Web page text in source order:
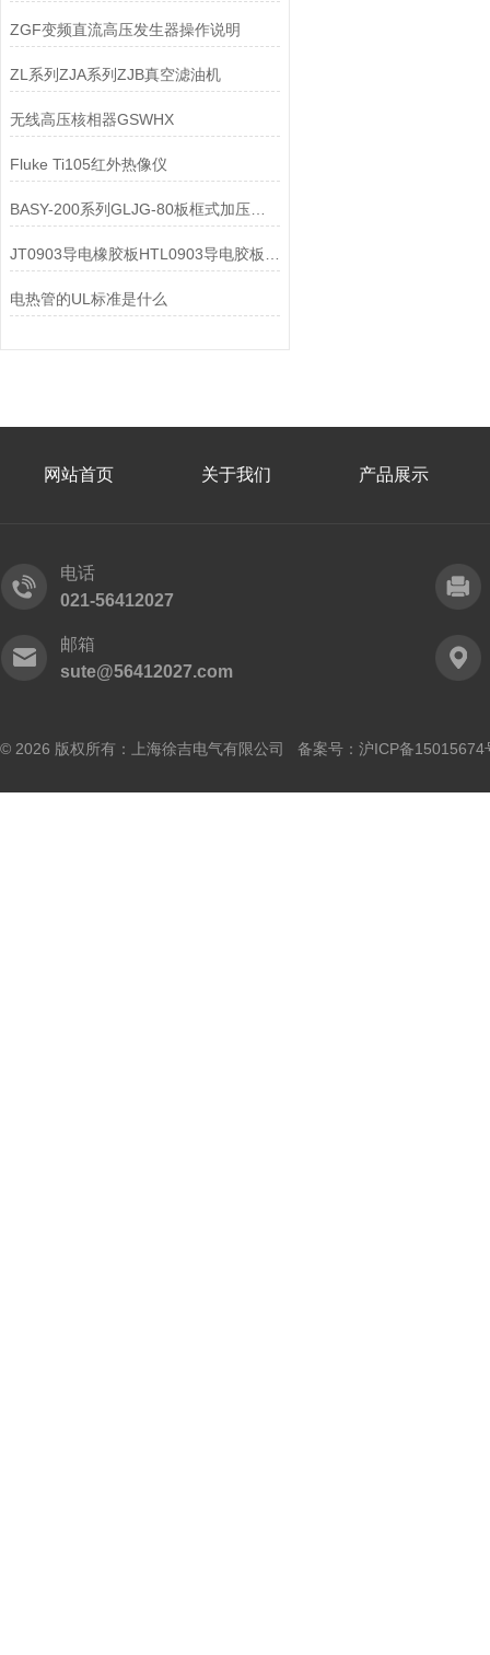
ZGF变频直流高压发生器操作说明
ZL系列ZJA系列ZJB真空滤油机
无线高压核相器GSWHX
Fluke Ti105红外热像仪
BASY-200系列GLJG-80板框式加压滤油机
电热管的UL标准是什么
网站首页 关于我们 产品展示
电话
021-56412027
邮箱
sute@56412027.com
© 2026 版权所有：上海徐吉电气有限公司 备案号： 沪ICP备15015674